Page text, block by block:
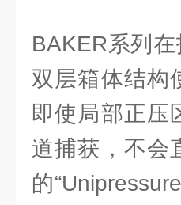
BAKER系列
双层箱体结构
即使局部正压
道捕获，不会
的